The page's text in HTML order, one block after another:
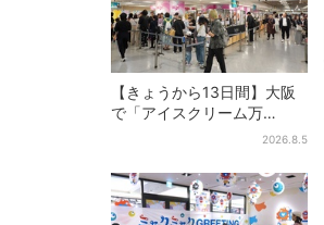
【きょうから13日間】大阪
で「アイスクリーム万
博」、全国34ブランド・
ソフト」に行列
2026.8.5